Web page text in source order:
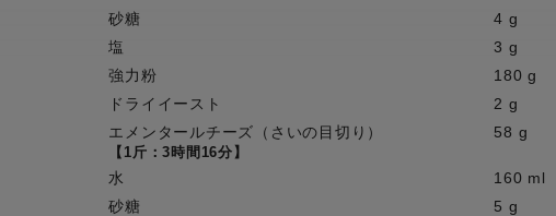
スチームアイロン
用タイプ(1way)一
砂糖
4 g
塩
3 g
強力粉
180 g
ドライイースト
2 g
エメンタールチーズ（さいの目切り）
58 g
【1斤：3時間16分】
水
160 ml
砂糖
5 g